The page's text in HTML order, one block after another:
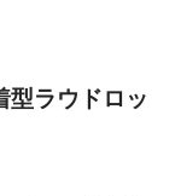
型ラウドロッ